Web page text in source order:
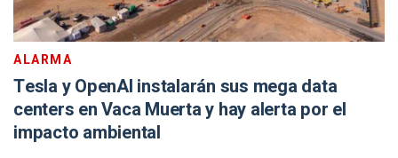
ALARMA
Tesla y OpenAI instalarán sus mega data
centers en Vaca Muerta y hay alerta por el
impacto ambiental